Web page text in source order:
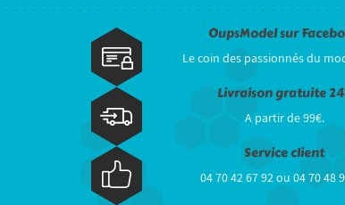
OupsModel sur
Le coin des passionnés du
Livraison gratuite
A partir de 99€.
Service client
04 70 42 67 92 ou 04 70 48